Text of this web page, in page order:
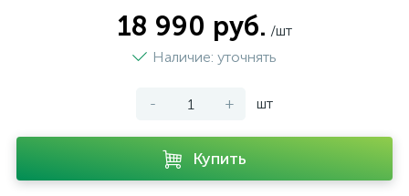
18 990 руб. /шт
Наличие: уточнять
- + шт
Купить